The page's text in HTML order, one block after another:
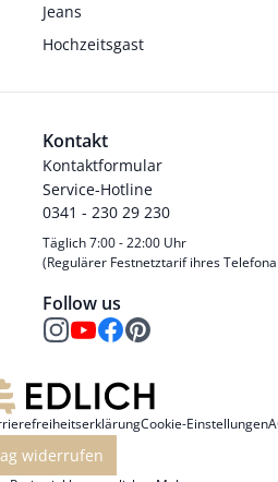
Jeans
Hochzeitsgast
Kontakt
Kontaktformular
Service-Hotline
0341 - 230 29 230
Täglich 7:00 - 22:00 Uhr
(Regulärer Festnetztarif ihres
Follow us
Cookie-Einstellungen
widerrufen